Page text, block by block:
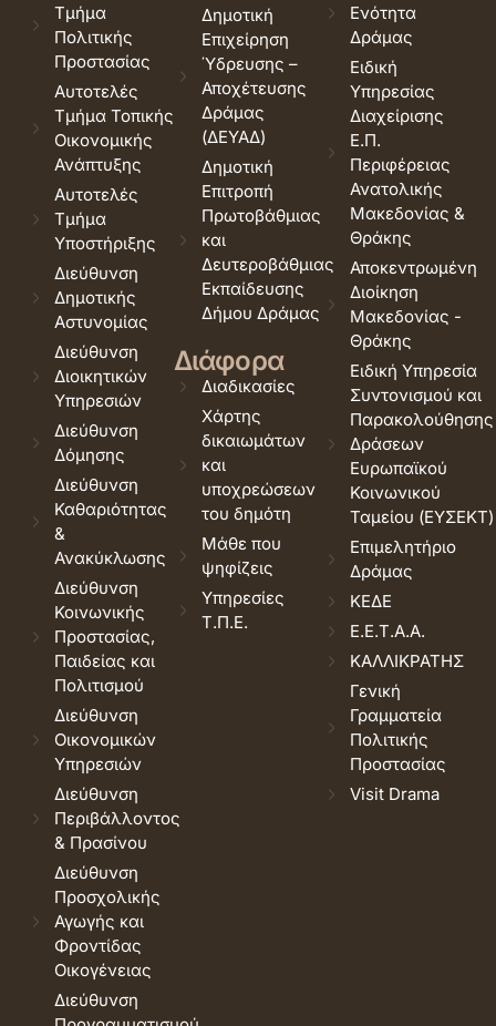
Τμήμα
Πολιτικής
Προστασίας
Αυτοτελές
Τμήμα Τοπικής
Οικονομικής
Ανάπτυξης
Αυτοτελές
Τμήμα
Υποστήριξης
Διεύθυνση
Δημοτικής
Αστυνομίας
Διεύθυνση
Διοικητικών
Υπηρεσιών
Διεύθυνση
Δόμησης
Διεύθυνση
Καθαριότητας
&
Ανακύκλωσης
Διεύθυνση
Κοινωνικής
Προστασίας,
Παιδείας και
Πολιτισμού
Διεύθυνση
Οικονομικών
Υπηρεσιών
Διεύθυνση
Περιβάλλοντος
& Πρασίνου
Διεύθυνση
Προσχολικής
Αγωγής και
Φροντίδας
Οικογένειας
Διεύθυνση
Δημοτική
Επιχείρηση
Ύδρευσης –
Αποχέτευσης
Δράμας
(ΔΕΥΑΔ)
Δημοτική
Επιτροπή
Πρωτοβάθμιας
και
Δευτεροβάθμιας
Εκπαίδευσης
Δήμου Δράμας
Διάφορα
Διαδικασίες
Χάρτης
δικαιωμάτων
και
υποχρεώσεων
του δημότη
Μάθε που
ψηφίζεις
Υπηρεσίες
Τ.Π.Ε.
Ενότητα
Δράμας
Ειδική
Υπηρεσίας
Διαχείρισης
Ε.Π.
Περιφέρειας
Ανατολικής
Μακεδονίας &
Θράκης
Αποκεντρωμένη
Διοίκηση
Μακεδονίας -
Θράκης
Ειδική Υπηρεσία
Συντονισμού και
Παρακολούθησης
Δράσεων
Ευρωπαϊκού
Κοινωνικού
Ταμείου (ΕΥΣΕΚΤ)
Επιμελητήριο
Δράμας
ΚΕΔΕ
Ε.Ε.Τ.Α.Α.
ΚΑΛΛΙΚΡΑΤΗΣ
Γενική
Γραμματεία
Πολιτικής
Προστασίας
Visit Drama